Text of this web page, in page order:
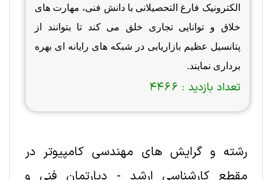
الکترونیک فارغ التحصیلانی با دانش فنی، مهارت های
خلاق و توانایی تجاری خلق می کند تا بتوانند از
پتانسیل عظیم بازاریابی در شبکه های رایانه ای بهره
برداری نمایند.
تعداد بازدید : 4466
رشته و گرایش های مهندسی کامپیوتر در
مقطع کارشناسی ارشد - دپارتمان فنی و